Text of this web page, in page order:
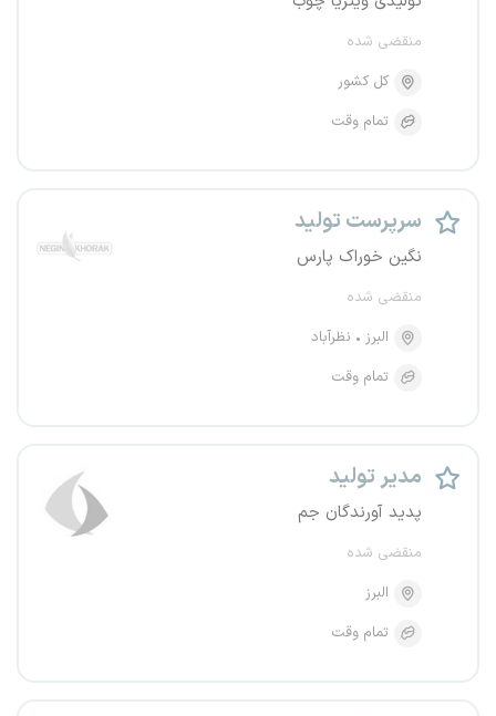
منقضی شده
کل کشور
تمام وقت
سرپرست تولید
نگین خوراک پارس
منقضی شده
البرز
نظرآباد
تمام وقت
مدیر تولید
پدید آورندگان جم
منقضی شده
البرز
تمام وقت